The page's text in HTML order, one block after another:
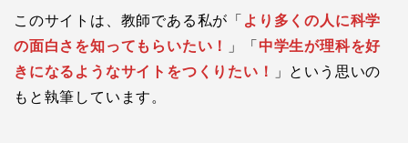
このサイトは、教師である私が「 より多くの人に科学
の面白さを知ってもらいたい！
」「 中学生が理科を好
きになるようなサイトをつくりたい！
」という思いの
もと執筆しています。